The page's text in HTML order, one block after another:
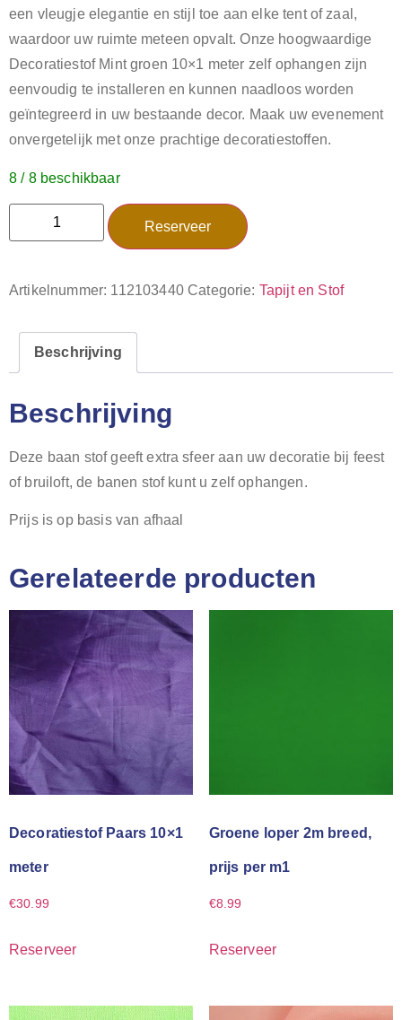
een vleugje elegantie en stijl toe aan elke tent of zaal,
waardoor uw ruimte meteen opvalt. Onze hoogwaardige
Decoratiestof Mint groen 10×1 meter zelf ophangen zijn
eenvoudig te installeren en kunnen naadloos worden
geïntegreerd in uw bestaande decor. Maak uw evenement
onvergetelijk met onze prachtige decoratiestoffen.
8 / 8 beschikbaar
Reserveer
Artikelnummer: 112103440 Categorie: Tapijt en Stof
Beschrijving
Beschrijving
Deze baan stof geeft extra sfeer aan uw decoratie bij feest
of bruiloft, de banen stof kunt u zelf ophangen.
Prijs is op basis van afhaal
Gerelateerde producten
Decoratiestof Paars 10×1
meter
€30.99
Reserveer
Groene loper 2m breed,
prijs per m1
€8.99
Reserveer